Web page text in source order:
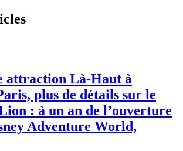
attraction Là-Haut à
plus de détails sur le
: à un an de l’ouverture
Adventure World,